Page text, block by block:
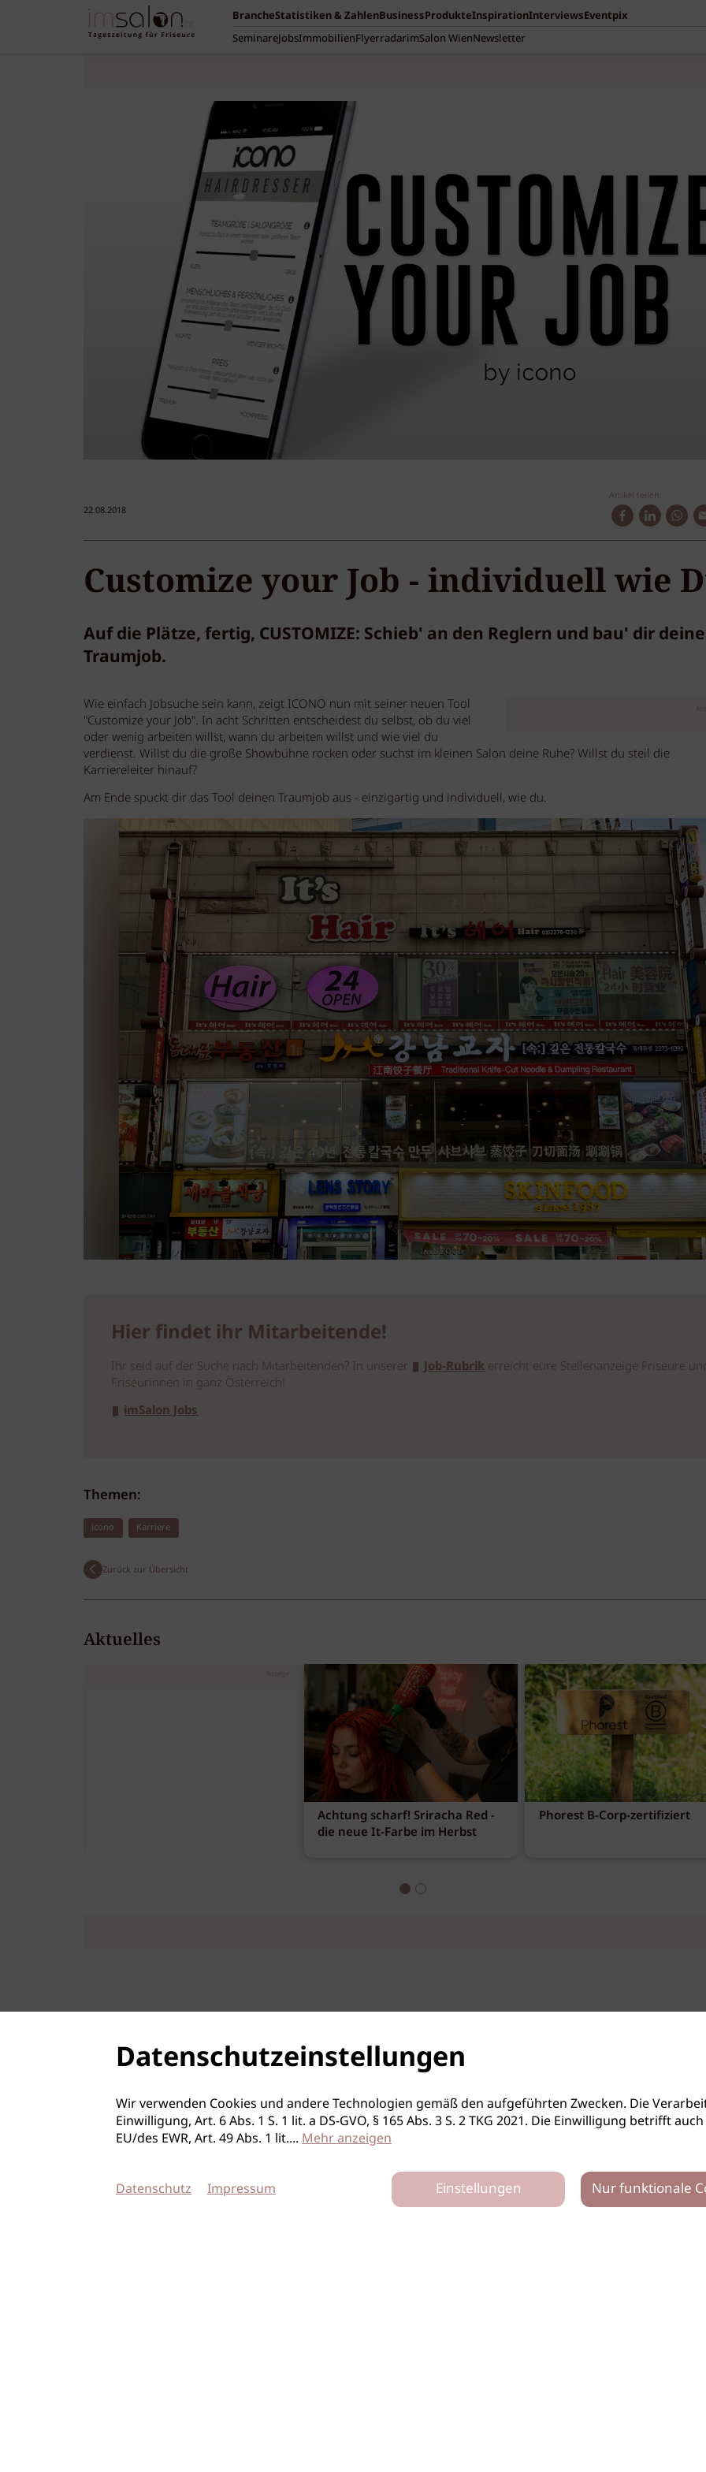
BrancheStatistiken & ZahlenBusinessProdukteInspirationInterviewsEventpix
SeminareJobsImmobilienFlyerradarimSalon WienNewsletter
22.08.2018
Artikel teilen:
Customize your Job - individuell wie
Auf die Plätze, fertig, CUSTOMIZE: Schieb' an den Reglern und bau' dir
Traumjob.
Wie einfach Jobsuche sein kann, zeigt ICONO nun mit seiner neuen Tool
"Customize your Job". In acht Schritten entscheidest du selbst, ob du viel
oder wenig arbeiten willst, wann du arbeiten willst und wie viel du
verdienst. Willst du die große Showbühne rocken oder suchst im kleinen Salon deine Ruhe? Willst du steil die
Karriereleiter hinauf?
Am Ende spuckt dir das Tool deinen Traumjob aus - einzigartig und individuell, wie du.
Hier findet ihr Mitarbeitende!
Ihr seid auf der Suche nach Mitarbeitenden? In unserer Job-Rubrik erreicht eure Stellenanzeige Friseure
Friseurinnen in ganz Österreich!
imSalon Jobs
Themen:
icono Karriere
Zurück zur Übersicht
Aktuelles
Anzeige
Achtung scharf! Sriracha Red -
die neue It-Farbe im Herbst
Phorest B-Corp-zertifiziert
Datenschutzeinstellungen
Wir verwenden Cookies und andere Technologien gemäß den aufgeführten Zwecken. Die
Einwilligung, Art. 6 Abs. 1 S. 1 lit. a DS-GVO, § 165 Abs. 3 S. 2 TKG 2021. Die Einwilligung betrifft
EU/des EWR, Art. 49 Abs. 1 lit.... Mehr anzeigen
Datenschutz Impressum Einstellungen Nur funktionale